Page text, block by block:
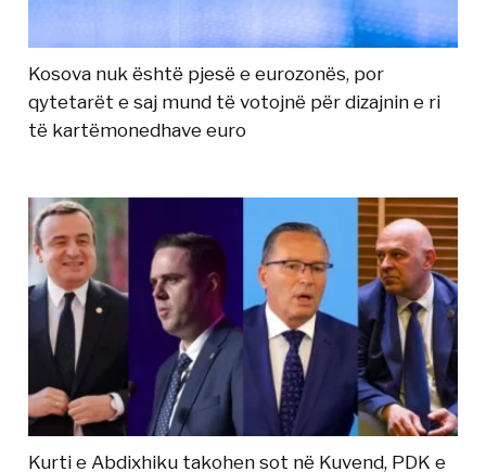
Kosova nuk është pjesë e eurozonës, por
qytetarët e saj mund të votojnë për dizajnin e ri
të kartëmonedhave euro
Kurti e Abdixhiku takohen sot në Kuvend, PDK e